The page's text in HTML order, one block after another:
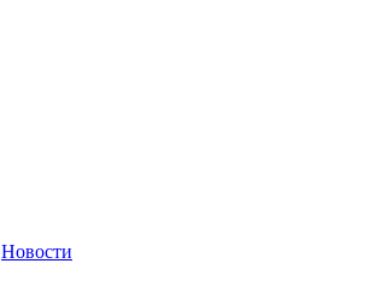
Новости